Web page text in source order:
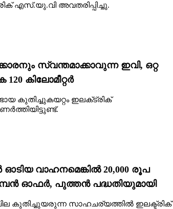
എസ്.യു.വി അവതരിപ്പിച്ചു.
സ്വന്തമാക്കാവുന്ന ഇവി, ഒറ്റ
കിലോമീറ്റർ
കുതിച്ചുകയറ്റം ഇലക്‌ട്രിക്
ഓടിയ വാഹനമെങ്കിൽ 20,000 രൂപ
ഓഫർ,​ പുത്തൻ പദ്ധതിയുമായി
കുതിച്ചുയരുന്ന സാഹചര്യത്തിൽ ഇലക്ട്രിക്